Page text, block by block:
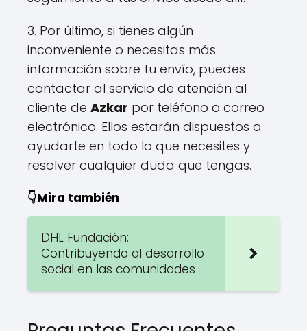
3. Por último, si tienes algún
inconveniente o necesitas más
información sobre tu envío, puedes
contactar al servicio de atención al
cliente de Azkar por teléfono o correo
electrónico. Ellos estarán dispuestos a
ayudarte en todo lo que necesites y
resolver cualquier duda que tengas.
👇Mira también
DHL Fundación:
Contribuyendo al desarrollo
social en las comunidades